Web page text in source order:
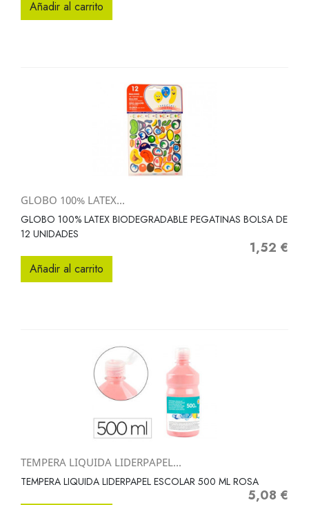
Añadir al carrito
GLOBO 100% LATEX...
GLOBO 100% LATEX BIODEGRADABLE PEGATINAS BOLSA DE
12 UNIDADES
Precio
1,52 €
Añadir al carrito
TEMPERA LIQUIDA LIDERPAPEL...
TEMPERA LIQUIDA LIDERPAPEL ESCOLAR 500 ML ROSA
Precio
5,08 €